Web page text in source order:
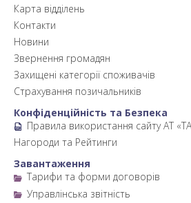
Карта відділень
Контакти
Новини
Звернення громадян
Захищені категорії споживачів
Страхування позичальників
Конфіденційність та Безпека
Правила використання сайту АТ
Нагороди та Рейтинги
Завантаження
Тарифи та форми договорів
Управлінська звітність